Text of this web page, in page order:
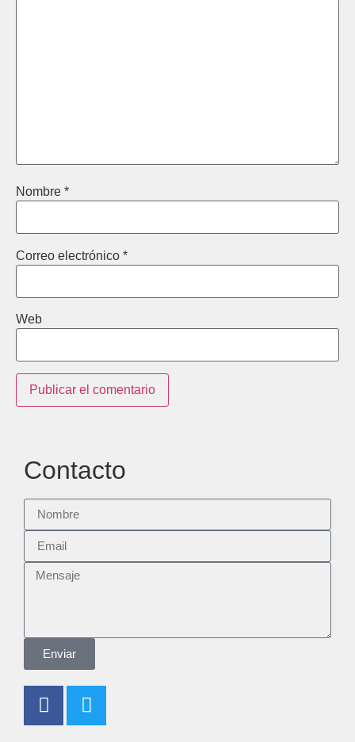
Nombre *
Correo electrónico *
Web
Contacto
Enviar